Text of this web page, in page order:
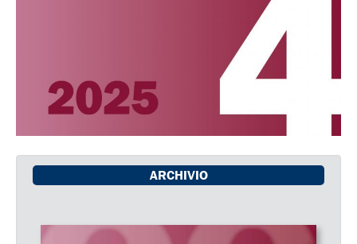
ARCHIVIO